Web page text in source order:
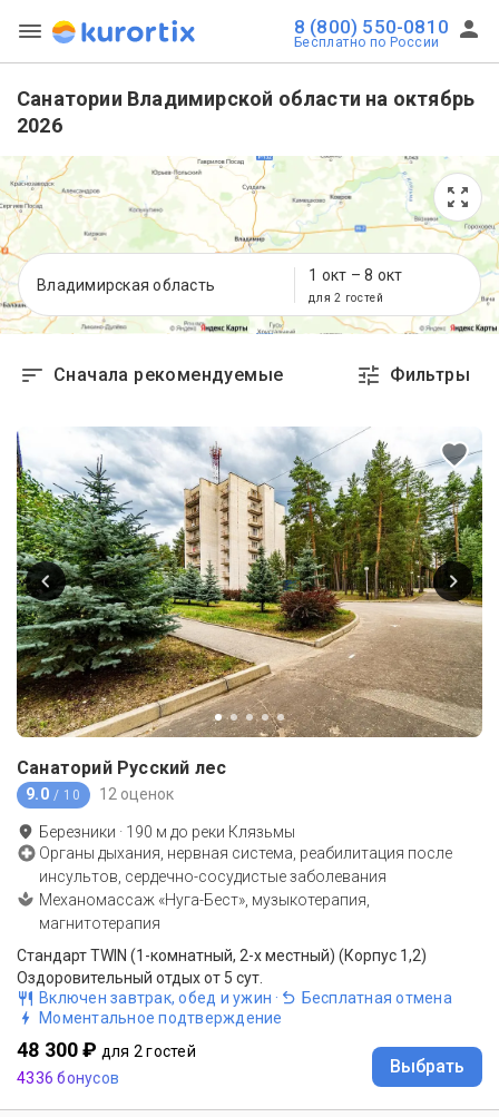
8 (800) 550-0810
Бесплатно по России
Санатории Владимирской области на октябрь
2026
Владимирская область
1 окт – 8 окт
для 2 гостей
Сначала рекомендуемые Фильтры
Санаторий Русский лес
9.0 / 10 12 оценок
Березники · 190 м до реки Клязьмы
Органы дыхания, нервная система, реабилитация после
инсультов, сердечно-сосудистые заболевания
Механомассаж «Нуга-Бест», музыкотерапия,
магнитотерапия
Стандарт TWIN (1-комнатный, 2-х местный) (Корпус 1,2)
Оздоровительный отдых от 5 сут.
Включен завтрак, обед и ужин ·
Бесплатная отмена
Моментальное подтверждение
48 300 ₽ для 2 гостей
4336 бонусов
Выбрать